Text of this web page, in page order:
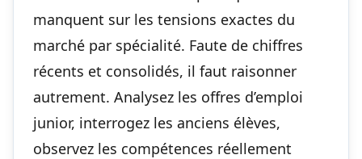
manquent sur les tensions exactes du
marché par spécialité. Faute de chiffres
récents et consolidés, il faut raisonner
autrement. Analysez les offres d’emploi
junior, interrogez les anciens élèves,
observez les compétences réellement